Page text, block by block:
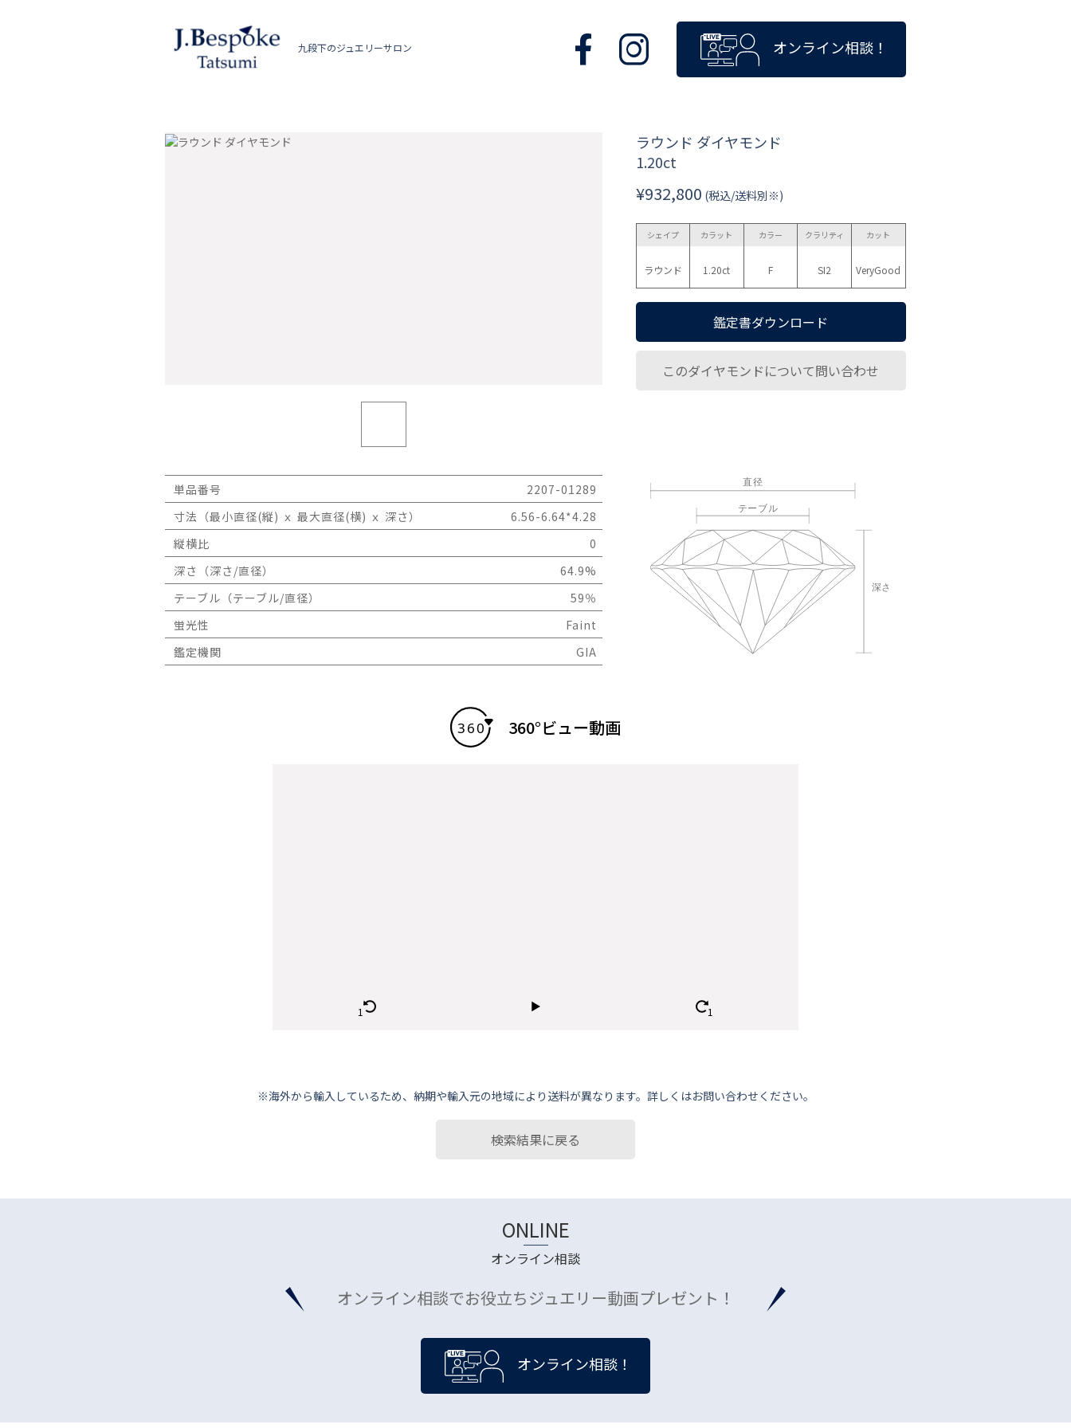
九段下のジュエリーサロン オンライン相談！
ラウンド ダイヤモンド
1.20ct
¥932,800 (税込/送料別※)
シェイプ
ラウンド
カラット
1.20ct
カラー
F
クラリティ
SI2
カット
VeryGood
鑑定書ダウンロード
このダイヤモンドについて問い合わせ
単品番号
2207-01289
寸法（最小直径(縦) ｘ 最大直径(横) ｘ 深さ）
6.56-6.64*4.28
縦横比
0
深さ（深さ/直径）
64.9%
テーブル（テーブル/直径）
59％
蛍光性
Faint
鑑定機関
GIA
360°ビュー動画
※海外から輸⼊しているため、納期や輸⼊元の地域により送料が異なります。詳しくはお問い合わせください。
検索結果に戻る
ONLINE
オンライン相談
オンライン相談でお役立ちジュエリー動画プレゼント！
オンライン相談！